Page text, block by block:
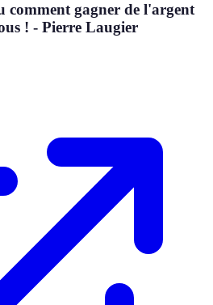
comment gagner de l'argent
! - Pierre Laugier